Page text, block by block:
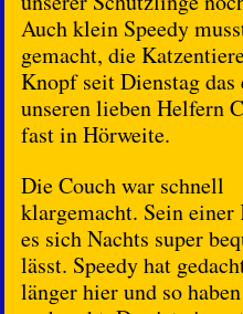
Auch klein Speedy
gemacht, die
Knopf seit Dienstag
unseren lieben Helfern
fast in Hörweite.
Die Couch war schnell
klargemacht. Sein einer
es sich Nachts super
lässt. Speedy hat
länger hier und so